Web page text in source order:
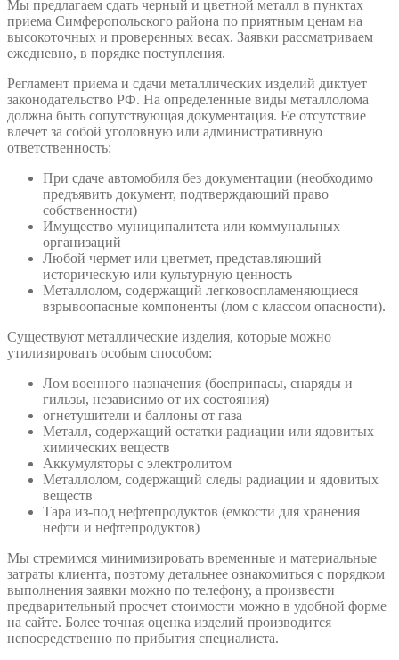
Мы предлагаем сдать черный и цветной металл в пунктах
приема Симферопольского района по приятным ценам на
высокоточных и проверенных весах. Заявки рассматриваем
ежедневно, в порядке поступления.
Регламент приема и сдачи металлических изделий диктует
законодательство РФ. На определенные виды металлолома
должна быть сопутствующая документация. Ее отсутствие
влечет за собой уголовную или административную
ответственность:
При сдаче автомобиля без документации (необходимо
предъявить документ, подтверждающий право
собственности)
Имущество муниципалитета или коммунальных
организаций
Любой чермет или цветмет, представляющий
историческую или культурную ценность
Металлолом, содержащий легковоспламеняющиеся
взрывоопасные компоненты (лом с классом опасности).
Существуют металлические изделия, которые можно
утилизировать особым способом:
Лом военного назначения (боеприпасы, снаряды и
гильзы, независимо от их состояния)
огнетушители и баллоны от газа
Металл, содержащий остатки радиации или ядовитых
химических веществ
Аккумуляторы с электролитом
Металлолом, содержащий следы радиации и ядовитых
веществ
Тара из-под нефтепродуктов (емкости для хранения
нефти и нефтепродуктов)
Мы стремимся минимизировать временные и материальные
затраты клиента, поэтому детальнее ознакомиться с порядком
выполнения заявки можно по телефону, а произвести
предварительный просчет стоимости можно в удобной форме
на сайте. Более точная оценка изделий производится
непосредственно по прибытия специалиста.